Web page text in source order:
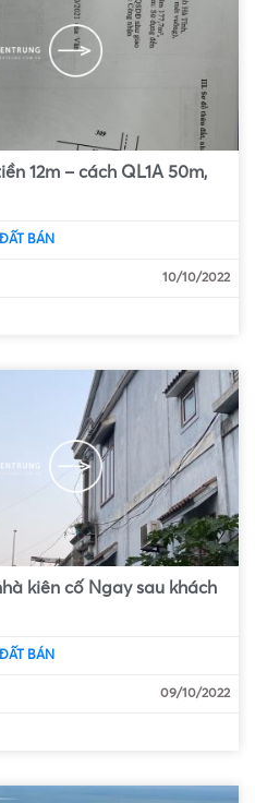
12m – cách QL1A 50m,
BÁN
10/10/2022
kiên cố Ngay sau khách
BÁN
09/10/2022